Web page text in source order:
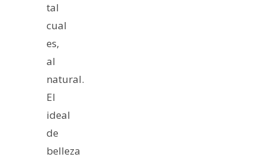
tal
cual
es,
al
natural.
El
ideal
de
belleza